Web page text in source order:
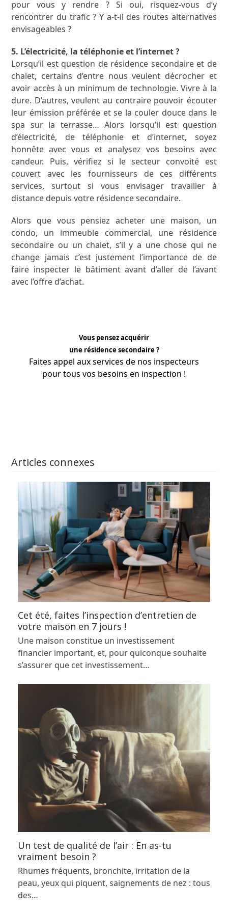
pour vous y rendre ? Si oui, risquez-vous d’y
rencontrer du trafic ? Y a-t-il des routes alternatives
envisageables ?
5. L’électricité, la téléphonie et l’internet ?
Lorsqu’il est question de résidence secondaire et de
chalet, certains d’entre nous veulent décrocher et
avoir accès à un minimum de technologie. Vivre à la
dure. D’autres, veulent au contraire pouvoir écouter
leur émission préférée et se la couler douce dans le
spa sur la terrasse… Alors lorsqu’il est question
d’électricité, de téléphonie et d’internet, soyez
honnête avec vous et analysez vos besoins avec
candeur. Puis, vérifiez si le secteur convoité est
couvert avec les fournisseurs de ces différents
services, surtout si vous envisager travailler à
distance depuis votre résidence secondaire.
Alors que vous pensiez acheter une maison, un
condo, un immeuble commercial, une résidence
secondaire ou un chalet, s’il y a une chose qui ne
change jamais c’est justement l’importance de de
faire inspecter le bâtiment avant d’aller de l’avant
avec l’offre d’achat.
Vous pensez acquérir
une résidence secondaire ?
Faites appel aux services de nos inspecteurs
pour tous vos besoins en inspection !
Articles connexes
Cet été, faites l’inspection d’entretien de
votre maison en 7 jours !
Une maison constitue un investissement
financier important, et, pour quiconque souhaite
s’assurer que cet investissement…
Un test de qualité de l’air : En as-tu
vraiment besoin ?
Rhumes fréquents, bronchite, irritation de la
peau, yeux qui piquent, saignements de nez : tous
des…